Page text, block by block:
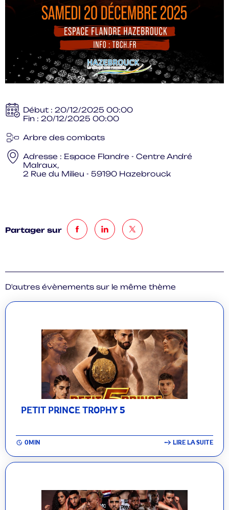
Début : 20/12/2025 00:00
Fin : 20/12/2025 00:00
Arbre des combats
Adresse : Espace Flandre - Centre André
Malraux,
2 Rue du Milieu - 59190 Hazebrouck
Partager sur
D'autres évènements sur le même thème
PETIT PRINCE TROPHY 5
0MIN LIRE LA SUITE